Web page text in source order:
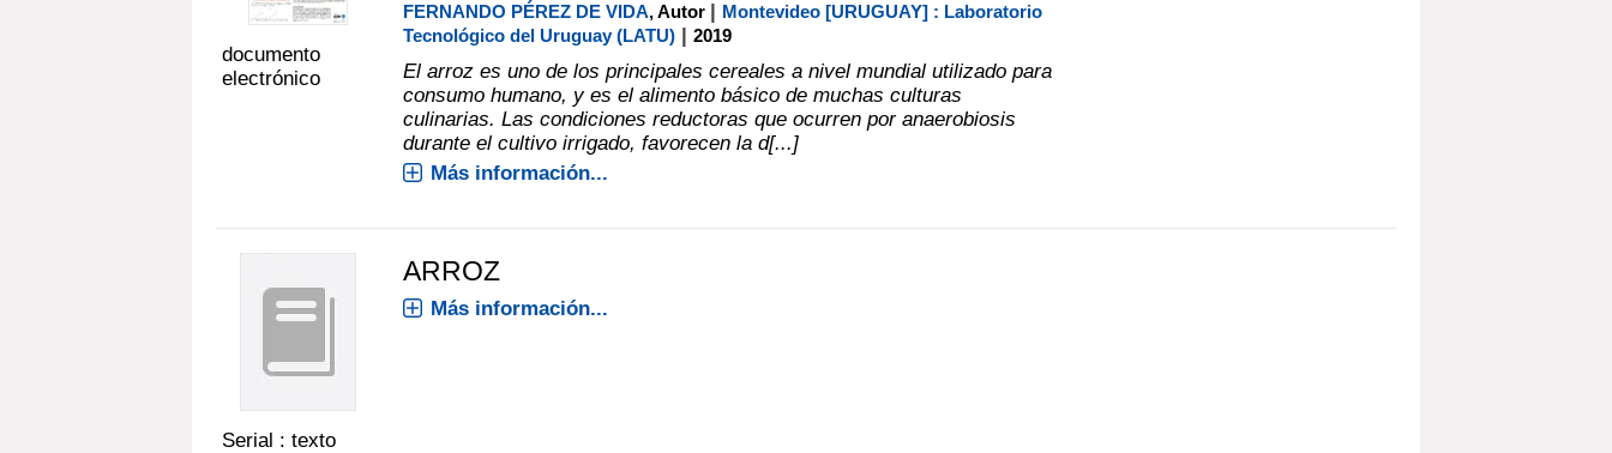
documento
electrónico
FERNANDO PÉREZ DE VIDA, Autor
Montevideo [URUGUAY] : Laboratorio
Tecnológico del Uruguay (LATU)| 2019
El arroz es uno de los principales cereales a nivel mundial utilizado para
consumo humano, y es el alimento básico de muchas culturas
culinarias. Las condiciones reductoras que ocurren por anaerobiosis
durante el cultivo irrigado, favorecen la d[...]
Más información...
Serial : texto
ARROZ
Más información...